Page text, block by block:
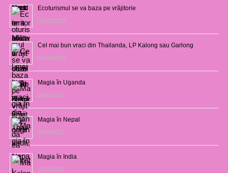
Ecoturismul se va baza pe vrăjitorie
01/02/2019
Cel mai bun vraci din Thailanda, LP Kalong sau Garlong
03/04/2018
Magia în Uganda
28/02/2017
Magia în Nepal
26/02/2017
Magia în India
23/02/2017